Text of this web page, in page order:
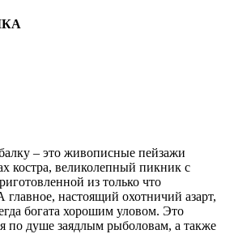
– это живописные пейзажи
костра, великолепный пикник с
из только что
настоящий охотничий азарт,
богата хорошим уловом. Это
по душе заядлым рыболовам, а также